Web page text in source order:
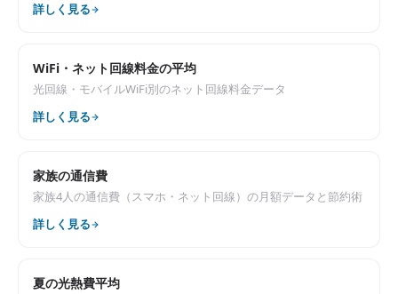
詳しく見る
WiFi・ネット回線料金の平均
光回線・モバイルWiFi別のネット回線料金データ
詳しく見る
家族の通信費
家族4人の通信費（スマホ・ネット回線）の月額データと節約術
詳しく見る
夏の光熱費平均